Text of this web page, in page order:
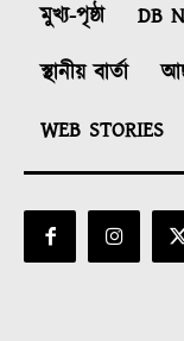
মুখ্য-পৃষ্ঠা DB
স্থানীয় বাৰ্তা
WEB STORIES